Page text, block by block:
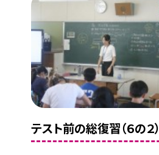
テスト前の総復習（６の２）